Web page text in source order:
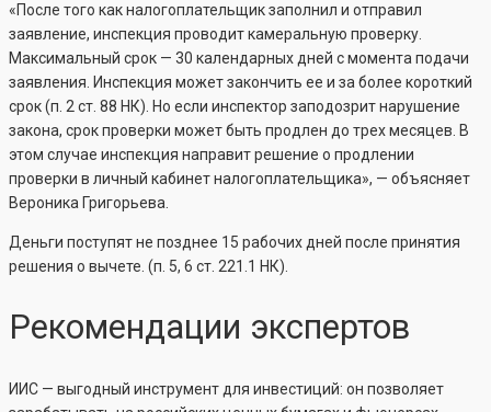
«После того как налогоплательщик заполнил и отправил
заявление, инспекция проводит камеральную проверку.
Максимальный срок — 30 календарных дней с момента подачи
заявления. Инспекция может закончить ее и за более короткий
срок (п. 2 ст. 88 НК). Но если инспектор заподозрит нарушение
закона, срок проверки может быть продлен до трех месяцев. В
этом случае инспекция направит решение о продлении
проверки в личный кабинет налогоплательщика», — объясняет
Вероника Григорьева.
Деньги поступят не позднее 15 рабочих дней после принятия
решения о вычете. (п. 5, 6 ст. 221.1 НК).
Рекомендации экспертов
ИИС — выгодный инструмент для инвестиций: он позволяет